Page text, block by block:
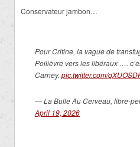
Conservateur jambon…
Pour Critine, la vague de
Poilièvre vers les libéraux ….
Carney. pic.twitter.com/
— La Bulle Au Cerveau, libre-
April 19, 2026